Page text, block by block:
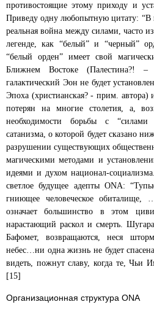
противостоящие этому приходу и
Приведу одну любопытную цитату: “В
реальная война между силами, часто
легенде, как “белый” и “черный”
“белый орден” имеет свой
Ближнем Востоке (Палестина?!
галактический Эон не будет
Эпоха (христианская? - прим. автора)
потерян на многие столетия, а,
необходимости борьбы с “силами
сатанизма, о которой будет сказано
разрушении существующих
магическими методами и
идеями и духом национал-
светлое будущее адепты ONA:
гниющее человеческое
означает большинство в этом
нарастающий раскол и смерть.
Бафомет, возвращаются, неся
небес…ни одна жизнь не будет
видеть, пожнут славу, когда те, Чьи
[15]
Организационная структура ONA